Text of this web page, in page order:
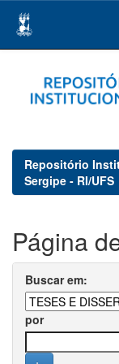
navigation
Repositório
Sergipe - RI/UFS
Página
Buscar em:
por